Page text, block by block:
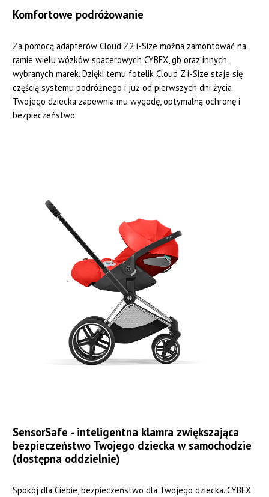
Komfortowe podróżowanie
Za pomocą adapterów Cloud Z2 i-Size można zamontować na
ramie wielu wózków spacerowych CYBEX, gb oraz innych
wybranych marek. Dzięki temu fotelik Cloud Z i-Size staje się
częścią systemu podróżnego i już od pierwszych dni życia
Twojego dziecka zapewnia mu wygodę, optymalną ochronę i
bezpieczeństwo.
SensorSafe - inteligentna klamra zwiększająca
bezpieczeństwo Twojego dziecka w samochodzie
(dostępna oddzielnie)
Spokój dla Ciebie, bezpieczeństwo dla Twojego dziecka. CYBEX